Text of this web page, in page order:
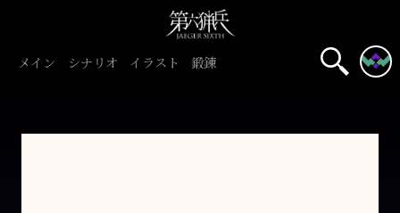
メイン シナリオ イラスト 鍛錬